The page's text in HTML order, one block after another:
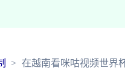
在越南看咪咕视频世界